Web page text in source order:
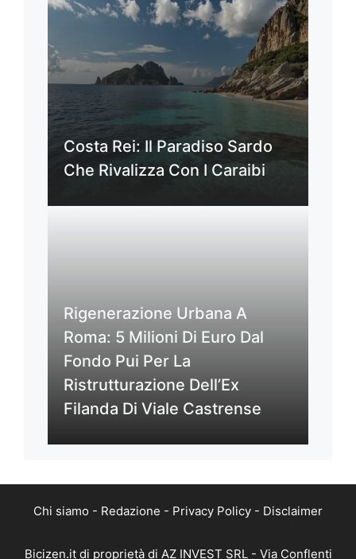
Costa Rei: Il Paradiso Sardo
Che Rivalizza Con I Caraibi
Rigenerazione Urbana A
Roma: 5 Milioni Di Euro Dal
Fondo Pui Per La
Ristrutturazione Dell’Ex
Filanda Di Viale Castrense
Chi siamo - Redazione - Privacy Policy - Disclaimer
Bicizen.it di proprietà di AZ INVEST SRL - Via Conflenti